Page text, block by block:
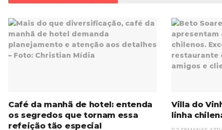
Café da manhã de hotel: entenda
os segredos que tornam essa
refeição tão especial
Villa do
linha